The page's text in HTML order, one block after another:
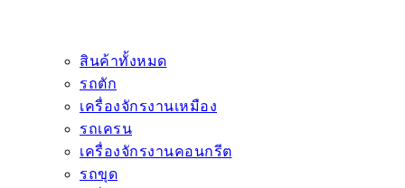
สินค้าทั้งหมด
รถตัก
เครื่องจักรงานเหมือง
รถเครน
เครื่องจักรงานคอนกรีต
รถขุด